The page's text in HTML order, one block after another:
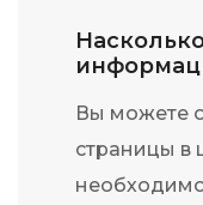
Вы можете
страницы в